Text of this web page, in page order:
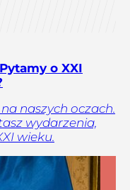
o XXI
naszych oczach.
wydarzenia,
wieku.